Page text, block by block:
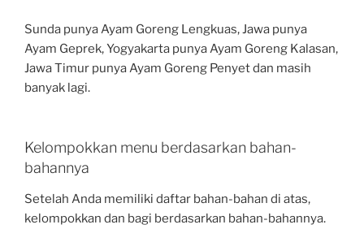
Sunda punya Ayam Goreng Lengkuas, Jawa punya
Ayam Geprek, Yogyakarta punya Ayam Goreng Kalasan,
Jawa Timur punya Ayam Goreng Penyet dan masih
banyak lagi.
Kelompokkan menu berdasarkan bahan-
bahannya
Setelah Anda memiliki daftar bahan-bahan di atas,
kelompokkan dan bagi berdasarkan bahan-bahannya.